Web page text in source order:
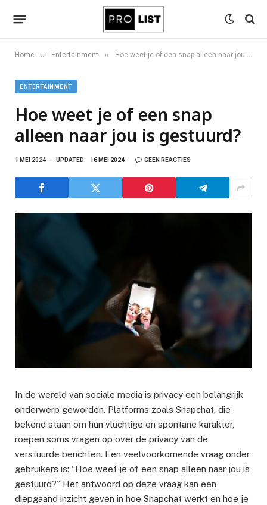
Home » Entertainment » Hoe weet je of een snap alleen naar jou is gestuurd?
ENTERTAINMENT
Hoe weet je of een snap
alleen naar jou is gestuurd?
1 MEI 2024 UPDATED: 16 MEI 2024 GEEN REACTIES
In de wereld van sociale media is privacy een belangrijk
onderwerp geworden. Platforms zoals Snapchat, die
bekend staan om hun vluchtige en spontane karakter,
roepen soms vragen op over de privacy van de
verstuurde berichten. Een veelvoorkomende vraag onder
gebruikers is: “Hoe weet je of een snap alleen naar jou is
gestuurd?” Het antwoord op deze vraag kan een
diepgaand inzicht geven in hoe Snapchat werkt en hoe je